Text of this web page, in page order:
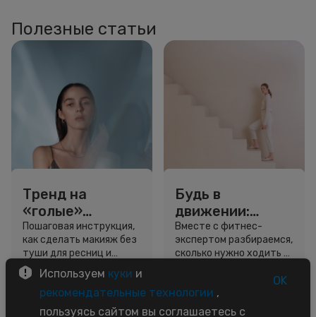
Полезные статьи
Тренд на
«голые»
ресницы: как
выглядеть
свежо, не
используя тушь
Пошаговая инструкция,
как сделать макияж без
туши для ресниц и
звёздный образ для
вдохновения.
3 минуты
Будь в
движении:
сколько нужно
шагов для
красоты и
Вместе с фитнес-
экспертом разбираемся,
сколько нужно ходить и
5 минут
Используем куки и
рекомендательные технологии ,
пользуясь сайтом вы соглашаетесь с
OK